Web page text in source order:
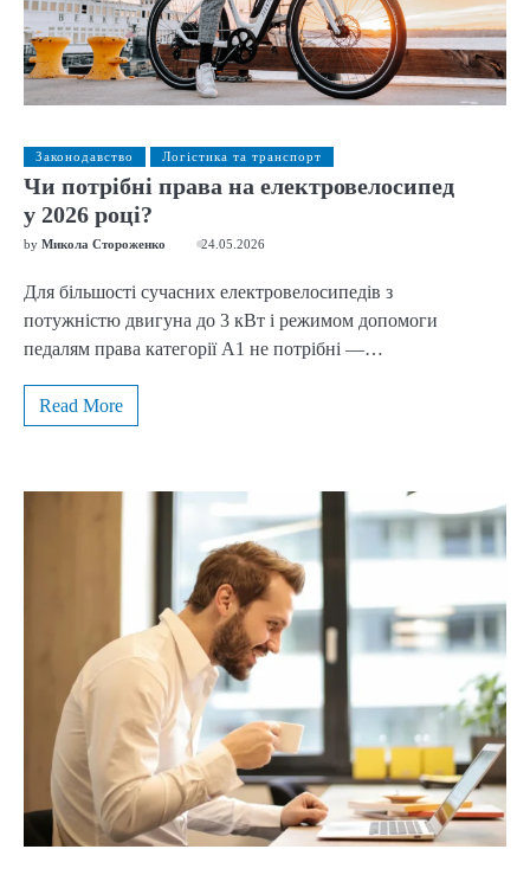
Законодавство Логістика та транспорт
Чи потрібні права на електровелосипед
у 2026 році?
by Микола Стороженко 24.05.2026
Для більшості сучасних електровелосипедів з
потужністю двигуна до 3 кВт і режимом допомоги
педалям права категорії А1 не потрібні —…
Read More